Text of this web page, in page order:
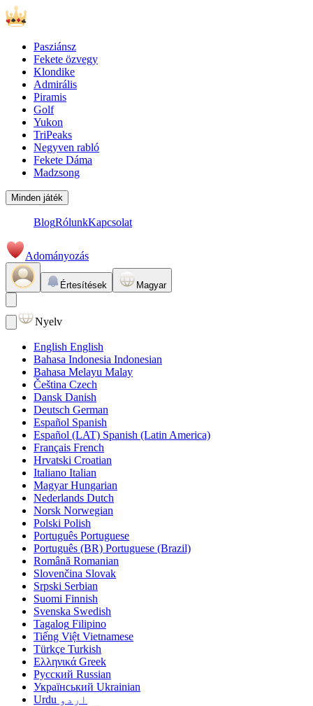
Pasziánsz
Fekete özvegy
Klondike
Admirális
Piramis
Golf
Yukon
TriPeaks
Negyven rabló
Fekete Dáma
Madzsong
Minden játék
BlogRólunkKapcsolat
Adományozás
Értesítések Magyar
Nyelv
English English
Bahasa Indonesia Indonesian
Bahasa Melayu Malay
Čeština Czech
Dansk Danish
Deutsch German
Español Spanish
Español (LAT) Spanish (Latin America)
Français French
Hrvatski Croatian
Italiano Italian
Magyar Hungarian
Nederlands Dutch
Norsk Norwegian
Polski Polish
Português Portuguese
Português (BR) Portuguese (Brazil)
Română Romanian
Slovenčina Slovak
Srpski Serbian
Suomi Finnish
Svenska Swedish
Tagalog Filipino
Tiếng Việt Vietnamese
Türkçe Turkish
Ελληνικά Greek
Русский Russian
Український Ukrainian
اردو Urdu